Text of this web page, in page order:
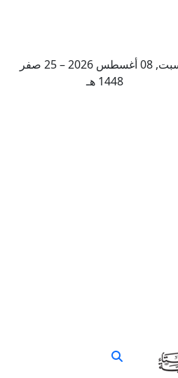
السبت, 08 أغسطس 2026 – 25 صفر
1448 هـ